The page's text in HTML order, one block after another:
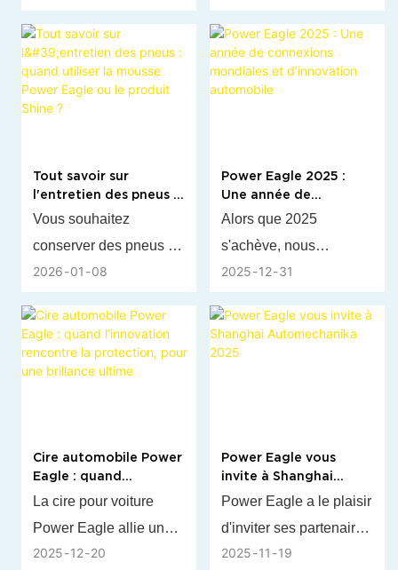
OEM de Power Eagle
peuvent développer
votre activité de vente
2026 pour l'intérieur de
votre voiture. Bénéficiez
d'une protection UV
et d'une finition ultra-
brillante en une seule
10 minutes et respirez
enfin librement sur la
route.
dans les évaporateurs
humides. Ce
désodorisant circule
décompose les
molécules odorantes à
la source, sans
masquer les parfums ni
chimiques agressifs.
Tout savoir sur
l'entretien des pneus :
quand utiliser la
ou le produit Shine ?
Vous souhaitez
conserver des pneus en
parfait état ? Le guide «
Quand choisir la
mousse nettoyante ou
le produit lustrant
professionnelles dont
vous avez besoin. Cet
article détaille les
principales différences
2026 01 08
Power Eagle 2025 :
Une année de
connexions mondiales
automobile
Alors que 2025
s'achève, nous
revenons sur une
de partenariat. Nous
avons participé avec
clients et approfondi
nos collaborations avec
nos précieux
partenaires de longue
2025 12 31
Cire automobile Power
Eagle : quand
l’innovation rencontre
la protection, pour une
brillance ultime
La cire pour voiture
Power Eagle allie une
nanotechnologie
2025 12 20
Power Eagle vous
invite à Shanghai
Automechanika 2025
Power Eagle a le plaisir
d'inviter ses partenaires
et clients à visiter son
2025 11 19